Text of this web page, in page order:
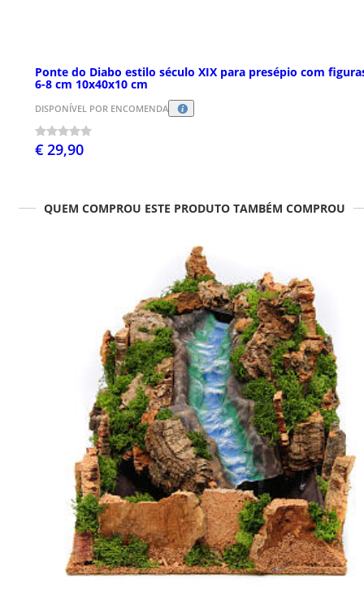
Ponte do Diabo estilo século XIX para presépio com
6-8 cm 10x40x10 cm
DISPONÍVEL POR ENCOMENDA
€ 29,90
QUEM COMPROU ESTE PRODUTO TAMBÉM COMPROU